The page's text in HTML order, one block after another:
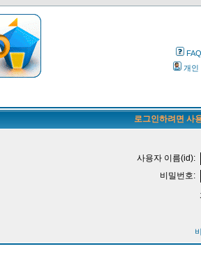
FAQ
개인
로그인하려면 사
사용자 이름(id):
비밀번호: